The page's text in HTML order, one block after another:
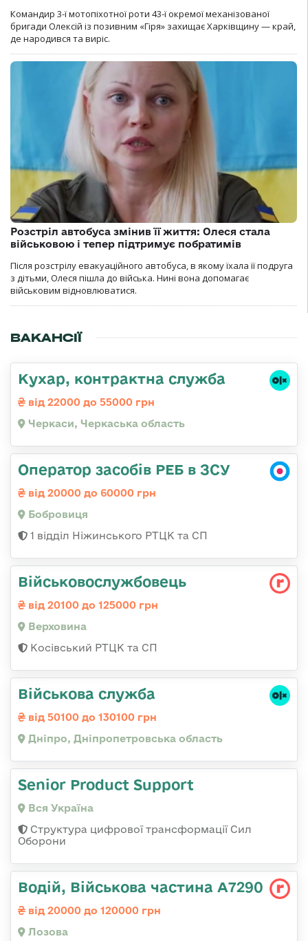
Командир 3-ї мотопіхотної роти 43-ї окремої механізованої
бригади Олексій із позивним «Гіря» захищає Харківщину — край,
де народився та виріс.
Розстріл автобуса змінив її життя: Олеся стала
військовою і тепер підтримує побратимів
Після розстрілу евакуаційного автобуса, в якому їхала її подруга
з дітьми, Олеся пішла до війська. Нині вона допомагає
військовим відновлюватися.
ВАКАНСІЇ
Кухар, контрактна служба
від 22000 до 55000 грн
Черкаси, Черкаська область
Оператор засобів РЕБ в ЗСУ
від 20000 до 60000 грн
Бобровиця
1 відділ Ніжинського РТЦК та СП
Військовослужбовець
від 20100 до 125000 грн
Верховина
Косівський РТЦК та СП
Військова служба
від 50100 до 130100 грн
Дніпро, Дніпропетровська область
Senior Product Support
Вся Україна
Структура цифрової трансформації Сил
Оборони
Водій, Військова частина А7290
від 20000 до 120000 грн
Лозова